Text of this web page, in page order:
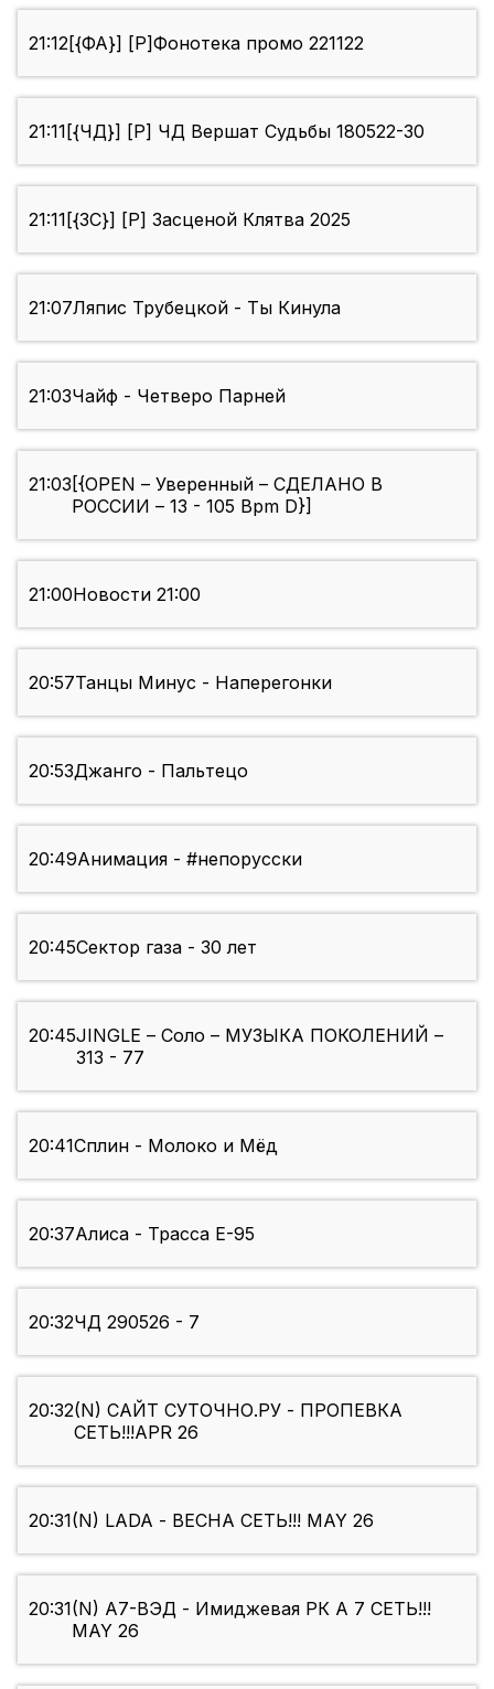
21:12[{ФА}] [P]Фонотека промо 221122
21:11 [{ЧД}] [P] ЧД Вершат Судьбы 180522-30
21:11 [{ЗС}] [P] Засценой Клятва 2025
21:07Ляпис Трубецкой - Ты Кинула
21:03Чайф - Четверо Парней
21:03 [{OPEN – Уверенный – СДЕЛАНО В
РОССИИ – 13 - 105 Bpm D}]
21:00Новости 21:00
20:57Танцы Минус - Наперегонки
20:53Джанго - Пальтецо
20:49Анимация - #непорусски
20:45Сектор газа - 30 лет
20:45JINGLE – Соло – МУЗЫКА ПОКОЛЕНИЙ –
313 - 77
20:41Сплин - Молоко и Мёд
20:37Алиса - Трасса Е-95
20:32ЧД 290526 - 7
20:32(N) САЙТ СУТОЧНО.РУ - ПРОПЕВКА
СЕТЬ!!!APR 26
20:31(N) LADA - ВЕСНА СЕТЬ!!! MAY 26
20:31(N) А7-ВЭД - Имиджевая РК А 7 СЕТЬ!!!
MAY 26